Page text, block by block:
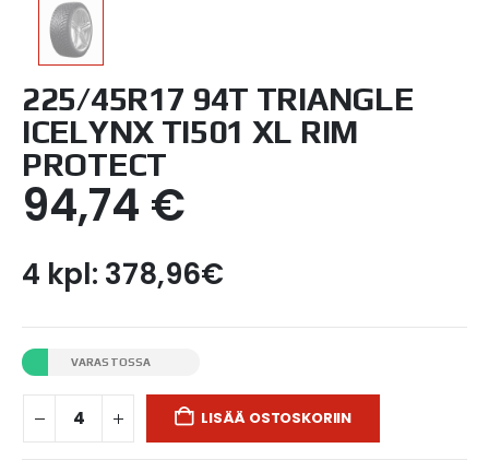
225/45R17 94T TRIANGLE
ICELYNX TI501 XL RIM
PROTECT
94,74 €
4 kpl: 378,96€
VARASTOSSA
LISÄÄ OSTOSKORIIN